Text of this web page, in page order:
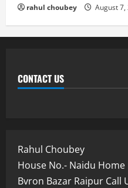
rahul choubey August 7,
CONTACT US
Rahul Choubey
House No.- Naidu
Bvron Bazar Raipur Call